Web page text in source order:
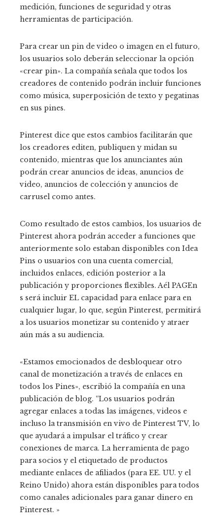
medición, funciones de seguridad y otras
herramientas de participación.
Para crear un pin de video o imagen en el futuro,
los usuarios solo deberán seleccionar la opción
«crear pin». La compañía señala que todos los
creadores de contenido podrán incluir funciones
como música, superposición de texto y pegatinas
en sus pines.
Pinterest dice que estos cambios facilitarán que
los creadores editen, publiquen y midan su
contenido, mientras que los anunciantes aún
podrán crear anuncios de ideas, anuncios de
video, anuncios de colección y anuncios de
carrusel como antes.
Como resultado de estos cambios, los usuarios de
Pinterest ahora podrán acceder a funciones que
anteriormente solo estaban disponibles con Idea
Pins o usuarios con una cuenta comercial,
incluidos enlaces, edición posterior a la
publicación y proporciones flexibles. Aél PAGEn
s será incluir EL capacidad para enlace para en
cualquier lugar, lo que, según Pinterest, permitirá
a los usuarios monetizar su contenido y atraer
aún más a su audiencia.
«Estamos emocionados de desbloquear otro
canal de monetización a través de enlaces en
todos los Pines», escribió la compañía en una
publicación de blog. “Los usuarios podrán
agregar enlaces a todas las imágenes, videos e
incluso la transmisión en vivo de Pinterest TV, lo
que ayudará a impulsar el tráfico y crear
conexiones de marca. La herramienta de pago
para socios y el etiquetado de productos
mediante enlaces de afiliados (para EE. UU. y el
Reino Unido) ahora están disponibles para todos
como canales adicionales para ganar dinero en
Pinterest. »